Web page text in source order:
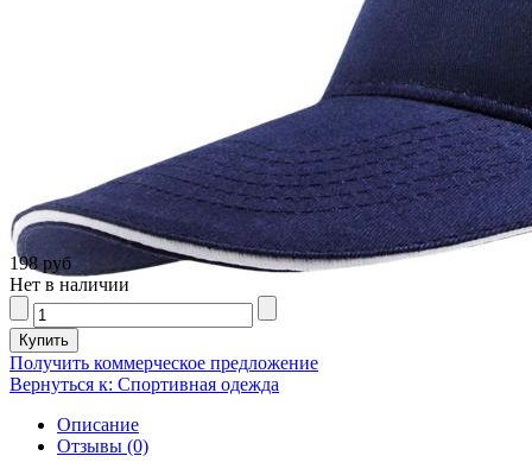
198 руб
Нет в наличии
Получить коммерческое предложение
Вернуться к: Спортивная одежда
Описание
Отзывы (0)